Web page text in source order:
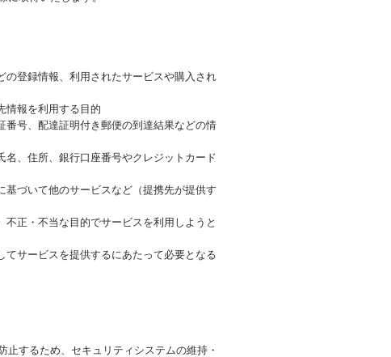
の登録情報、利用されたサービスや購入され
情報を利用する目的
号、配達証明付き郵便の到達結果などの情
、住所、銀行口座番号やクレジットカード
づいて他のサービスなど（提携先が提供す
正・不当な目的でサービスを利用しようと
サービスを提供するにあたって必要となる
するため、セキュリティシステムの維持・